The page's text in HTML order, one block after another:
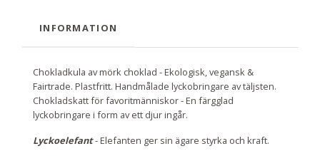
INFORMATION
Chokladkula av mörk choklad - Ekologisk, vegansk &
Fairtrade. Plastfritt. Handmålade lyckobringare av täljsten.
Chokladskatt för favoritmänniskor - En färgglad
lyckobringare i form av ett djur ingår.
Lyckoelefant- Elefanten ger sin ägare styrka och kraft.